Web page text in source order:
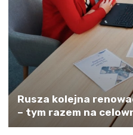
Rusza kolejna
– tym razem na